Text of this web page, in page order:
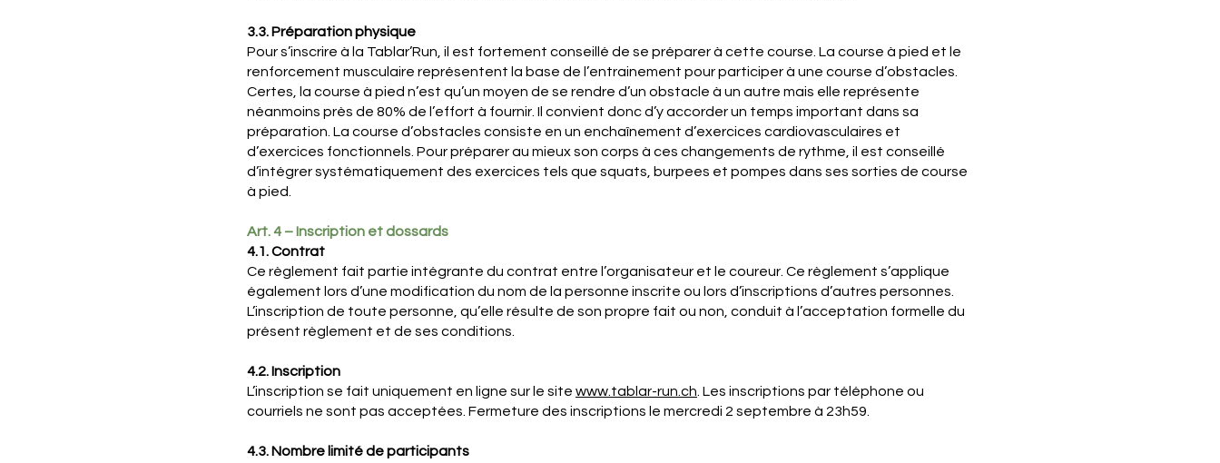
3.3. Préparation physique
Pour s’inscrire à la Tablar’Run, il est fortement conseillé de se préparer à cette course. La course à pied et le
renforcement musculaire représentent la base de l’entrainement pour participer à une course d’obstacles.
Certes, la course à pied n’est qu’un moyen de se rendre d’un obstacle à un autre mais elle représente
néanmoins près de 80% de l’effort à fournir. Il convient donc d’y accorder un temps important dans sa
préparation. La course d’obstacles consiste en un enchaînement d’exercices cardiovasculaires et
d’exercices fonctionnels. Pour préparer au mieux son corps à ces changements de rythme, il est conseillé
d’intégrer systématiquement des exercices tels que squats, burpees et pompes dans ses sorties de course
à pied.
Art. 4 – Inscription et dossards
4.1. Contrat
Ce règlement fait partie intégrante du contrat entre l’organisateur et le coureur. Ce règlement s’applique
également lors d’une modification du nom de la personne inscrite ou lors d’inscriptions d’autres personnes.
L’inscription de toute personne, qu’elle résulte de son propre fait ou non, conduit à l’acceptation formelle du
présent règlement et de ses conditions.
4.2. Inscription
L’inscription se fait uniquement en ligne sur le site www.tablar-run.ch . Les inscriptions par téléphone ou
courriels ne sont pas acceptées. Fermeture des inscriptions le mercredi 2 septembre à 23h59.
4.3. Nombre limité de participants